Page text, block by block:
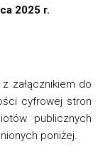
2025 r.
z załącznikiem do
cyfrowej stron
publicznych
poniżej.